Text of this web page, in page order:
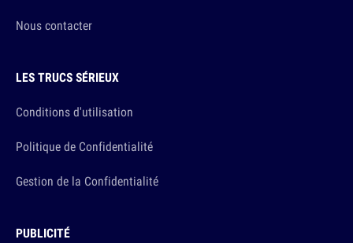
Nous contacter
LES TRUCS SÉRIEUX
Conditions d'utilisation
Politique de Confidentialité
Gestion de la Confidentialité
PUBLICITÉ